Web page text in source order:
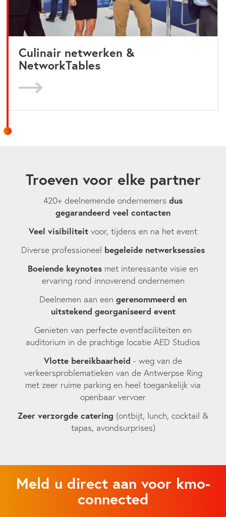
Culinair netwerken &
NetworkTables
Troeven voor elke partner
420+ deelnemende ondernemers dus
gegarandeerd veel contacten
Veel visibiliteit voor, tijdens en na het event
Diverse professioneel begeleide netwerksessies
Boeiende keynotes met interessante visie en
ervaring rond innoverend ondernemen
Deelnemen aan een gerenommeerd en
uitstekend georganiseerd event
Genieten van perfecte eventfaciliteiten en
auditorium in de prachtige locatie AED Studios
Vlotte bereikbaarheid - weg van de
verkeersproblematieken van de Antwerpse Ring
met zeer ruime parking en heel toegankelijk via
openbaar vervoer
Zeer verzorgde catering (ontbijt, lunch, cocktail &
tapas, avondsurprises)
Meld u direct aan voor kmo-
connected